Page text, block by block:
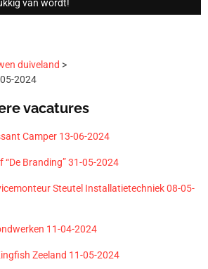
van wordt!
duiveland
2024
vacatures
Camper 13-06-2024
Branding” 31-05-2024
Steutel Installatietechniek 08-05-
11-04-2024
Zeeland 11-05-2024